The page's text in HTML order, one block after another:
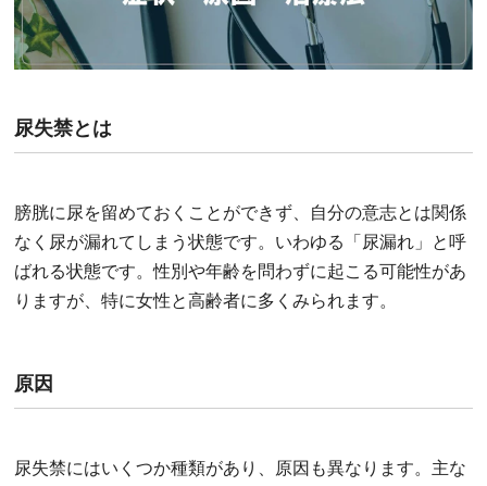
尿失禁とは
膀胱に尿を留めておくことができず、自分の意志とは関係
なく尿が漏れてしまう状態です。いわゆる「尿漏れ」と呼
ばれる状態です。性別や年齢を問わずに起こる可能性があ
りますが、特に女性と高齢者に多くみられます。
原因
尿失禁にはいくつか種類があり、原因も異なります。主な